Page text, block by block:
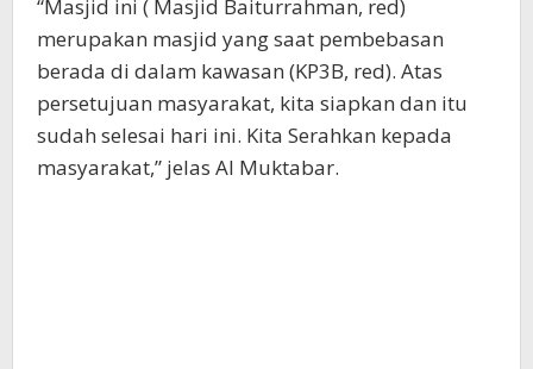
“Masjid ini ( Masjid Baiturrahman, red)
merupakan masjid yang saat pembebasan
berada di dalam kawasan (KP3B, red). Atas
persetujuan masyarakat, kita siapkan dan itu
sudah selesai hari ini. Kita Serahkan kepada
masyarakat,” jelas Al Muktabar.